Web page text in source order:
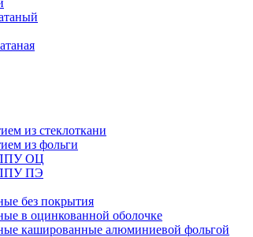
из стеклоткани
из фольги
ППУ ОЦ
ППУ ПЭ
без покрытия
в оцинкованной оболочке
кашированные алюминиевой фольгой